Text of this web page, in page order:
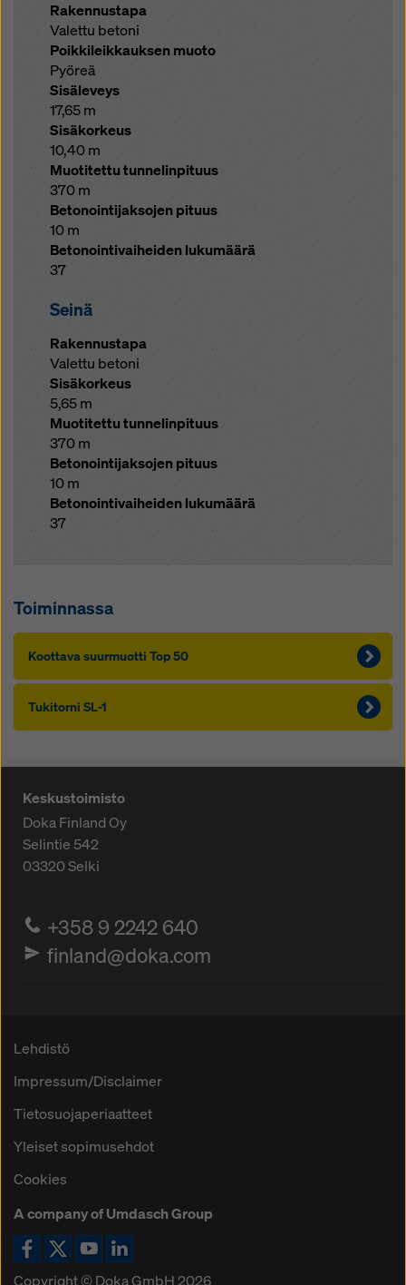
Rakennustapa
Valettu betoni
Poikkileikkauksen muoto
Pyöreä
Sisäleveys
17,65 m
Sisäkorkeus
10,40 m
Muotitettu tunnelinpituus
370 m
Betonointijaksojen pituus
10 m
Betonointivaiheiden lukumäärä
37
Seinä
Rakennustapa
Valettu betoni
Sisäkorkeus
5,65 m
Muotitettu tunnelinpituus
370 m
Betonointijaksojen pituus
10 m
Betonointivaiheiden lukumäärä
37
Toiminnassa
Koot­ta­va suur­muot­ti Top 50
Tu­ki­tor­ni SL-1
Keskustoimisto
Doka Finland Oy
Selintie 542
03320Selki
+358 9 2242 640
finland@doka.com
Lehdistö
Impressum/Disclaimer
Tietosuojaperiaatteet
Yleiset sopimusehdot
Cookies
A company of Umdasch Group
Kuvake Facebook
Kuvake Twitter
Kuvake YouTube
Kuvake LinkedIn
Copyright © Doka GmbH 2026